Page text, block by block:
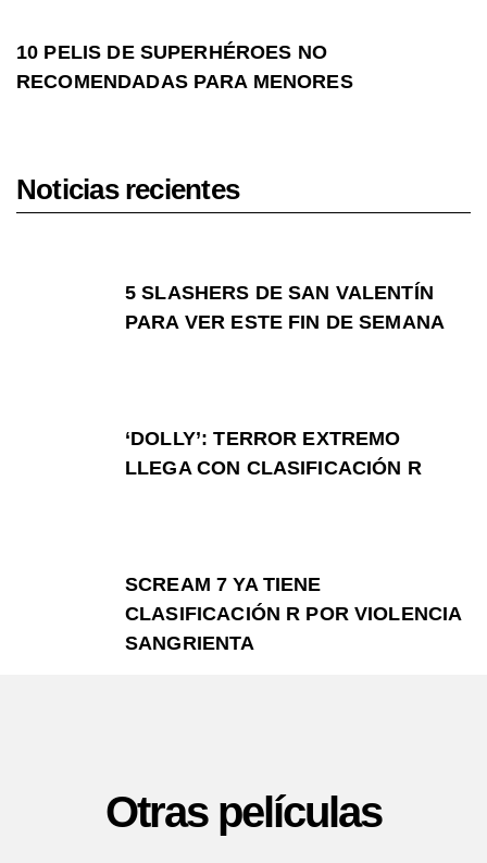
10 PELIS DE SUPERHÉROES NO
RECOMENDADAS PARA MENORES
Noticias recientes
5 SLASHERS DE SAN VALENTÍN
PARA VER ESTE FIN DE SEMANA
‘DOLLY’: TERROR EXTREMO
LLEGA CON CLASIFICACIÓN R
SCREAM 7 YA TIENE
CLASIFICACIÓN R POR VIOLENCIA
SANGRIENTA
Otras películas